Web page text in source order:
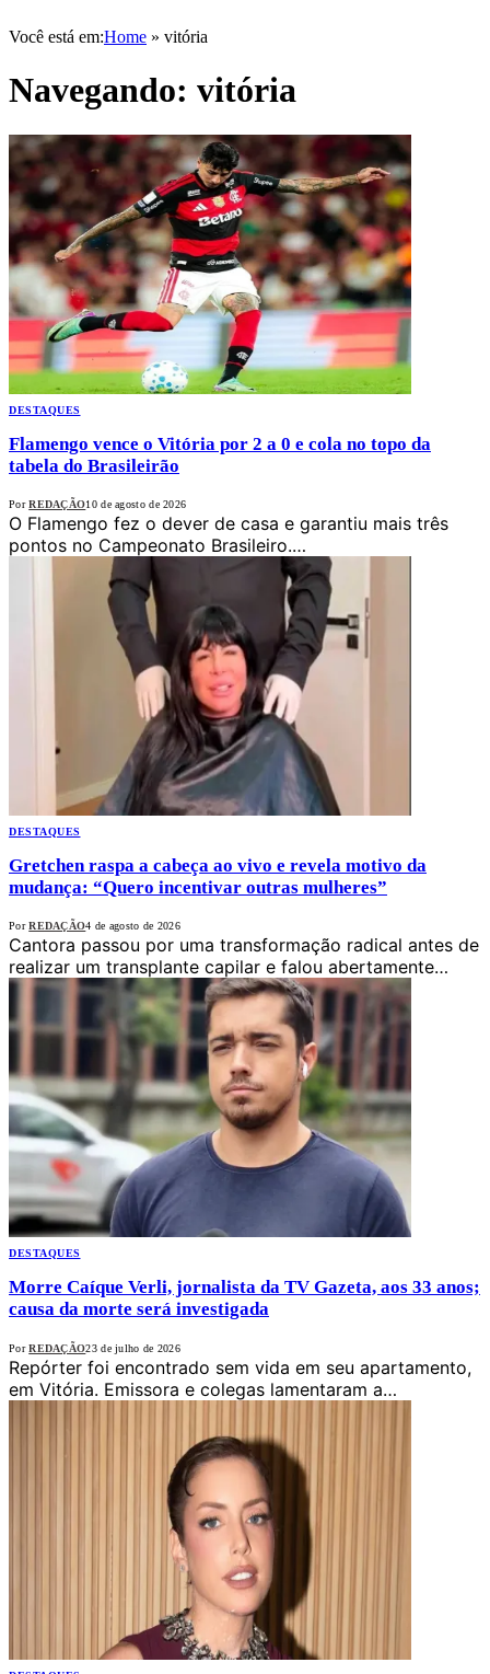
Você está em:Home » vitória
Navegando: vitória
DESTAQUES
Flamengo vence o Vitória por 2 a 0 e cola no topo da
tabela do Brasileirão
Por REDAÇÃO10 de agosto de 2026
O Flamengo fez o dever de casa e garantiu mais três
pontos no Campeonato Brasileiro.…
DESTAQUES
Gretchen raspa a cabeça ao vivo e revela motivo da
mudança: “Quero incentivar outras mulheres”
Por REDAÇÃO4 de agosto de 2026
Cantora passou por uma transformação radical antes de
realizar um transplante capilar e falou abertamente…
DESTAQUES
Morre Caíque Verli, jornalista da TV Gazeta, aos 33 anos;
causa da morte será investigada
Por REDAÇÃO23 de julho de 2026
Repórter foi encontrado sem vida em seu apartamento,
em Vitória. Emissora e colegas lamentaram a…